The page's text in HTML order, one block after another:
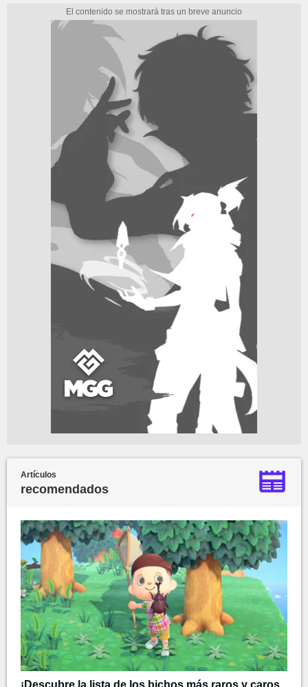
Artículos
recomendados
¡Descubre la lista de los bichos más raros y caros